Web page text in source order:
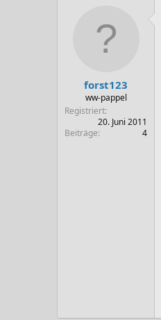
forst123
ww-pappel
Registriert
20. Juni 2011
Beiträge
4